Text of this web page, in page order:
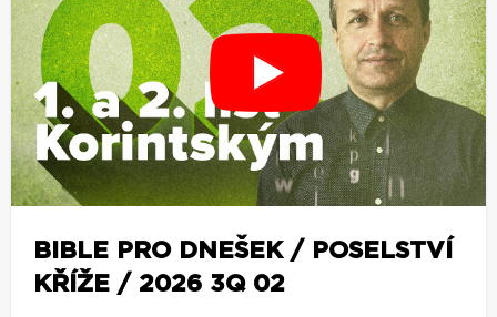
BIBLE PRO DNEŠEK / POSELSTVÍ
KŘÍŽE / 2026 3Q 02